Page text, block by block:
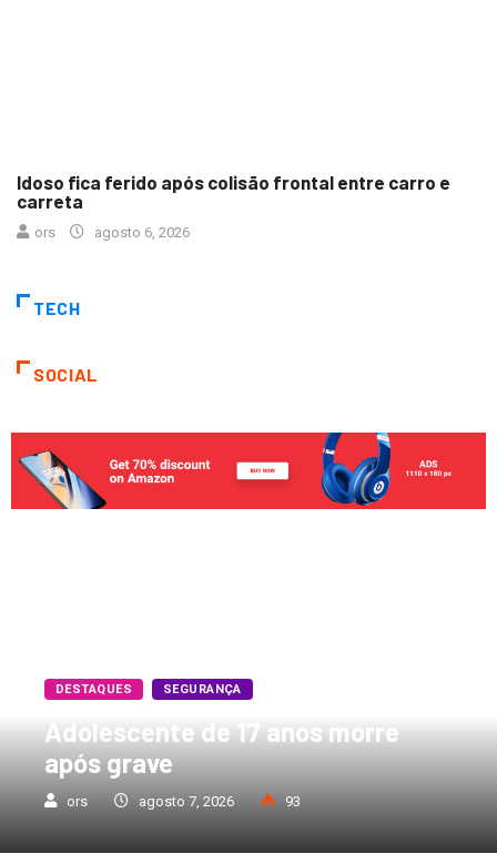
Idoso fica ferido após colisão frontal entre carro e
carreta
ors agosto 6, 2026
TECH
SOCIAL
DESTAQUES SEGURANÇA
Adolescente de 17 anos morre
após grave
ors agosto 7, 2026 93